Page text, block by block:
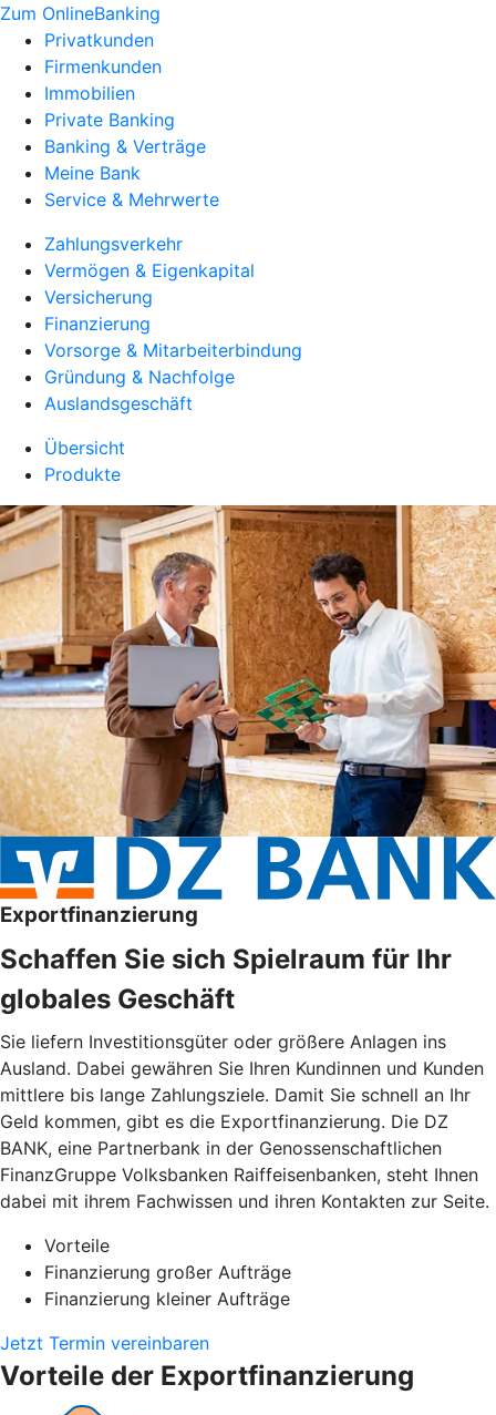
Zum OnlineBanking
Privatkunden
Firmenkunden
Immobilien
Private Banking
Banking & Verträge
Meine Bank
Service & Mehrwerte
Zahlungsverkehr
Vermögen & Eigenkapital
Versicherung
Finanzierung
Vorsorge & Mitarbeiterbindung
Gründung & Nachfolge
Auslandsgeschäft
Übersicht
Produkte
Exportfinanzierung
Schaffen Sie sich Spielraum für Ihr
globales Geschäft
Sie liefern Investitionsgüter oder größere Anlagen ins
Ausland. Dabei gewähren Sie Ihren Kundinnen und Kunden
mittlere bis lange Zahlungsziele. Damit Sie schnell an Ihr
Geld kommen, gibt es die Exportfinanzierung. Die DZ
BANK, eine Partnerbank in der Genossenschaftlichen
FinanzGruppe Volksbanken Raiffeisenbanken, steht Ihnen
dabei mit ihrem Fachwissen und ihren Kontakten zur Seite.
Vorteile
Finanzierung großer Aufträge
Finanzierung kleiner Aufträge
Jetzt Termin vereinbaren
Vorteile der Exportfinanzierung